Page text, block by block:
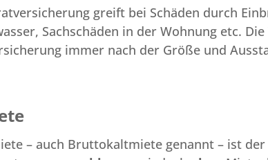
greift bei Schäden durch
Sachschäden in der Wohnung etc.
immer nach der Größe und
– auch Bruttokaltmiete genannt – ist